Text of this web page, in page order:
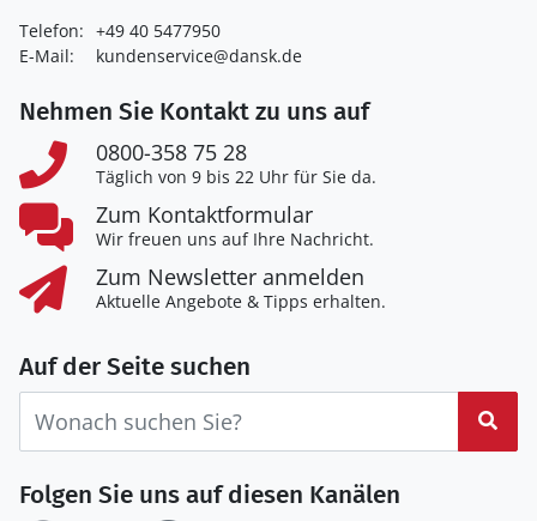
Telefon: +49 40 5477950
E-Mail:
kundenservice@dansk.de
Nehmen Sie Kontakt zu uns auf
0800-358 75 28
Täglich von 9 bis 22 Uhr für Sie da.
Zum Kontaktformular
Wir freuen uns auf Ihre Nachricht.
Zum Newsletter anmelden
Aktuelle Angebote & Tipps erhalten.
Auf der Seite suchen
Folgen Sie uns auf diesen Kanälen